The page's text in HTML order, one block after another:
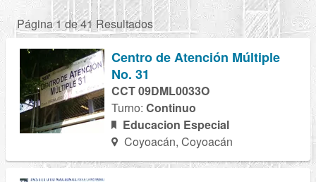
Página 1 de 41 Resultados
Centro de Atención Múltiple
No. 31
CCT 09DML0033O
Turno: Continuo
Educacion Especial
Coyoacán, Coyoacán